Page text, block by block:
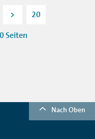
> 20
Seiten
Nach Oben